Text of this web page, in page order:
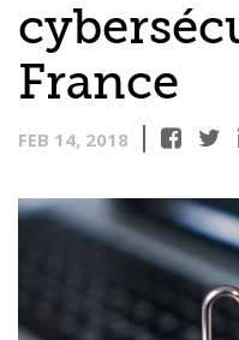
France
FEB 14, 2018